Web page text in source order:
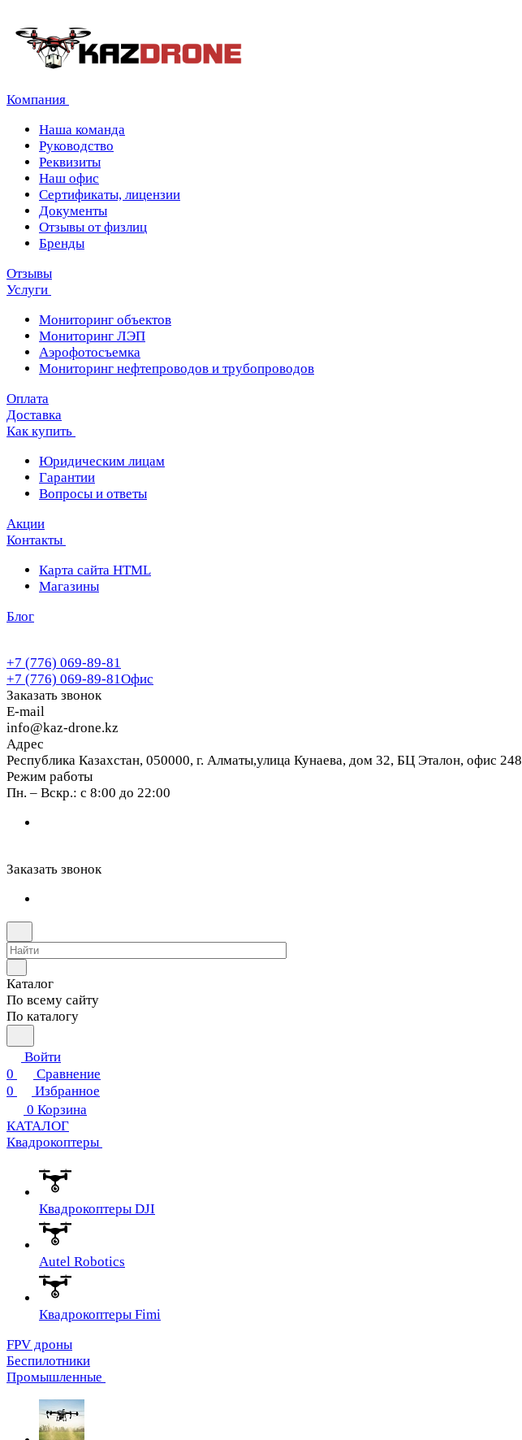
Компания
Наша команда
Руководство
Реквизиты
Наш офис
Сертификаты, лицензии
Документы
Отзывы от физлиц
Бренды
Отзывы
Услуги
Мониторинг объектов
Мониторинг ЛЭП
Аэрофотосъемка
Мониторинг нефтепроводов и трубопроводов
Оплата
Доставка
Как купить
Юридическим лицам
Гарантии
Вопросы и ответы
Акции
Контакты
Карта сайта HTML
Магазины
Блог
+7 (776) 069-89-81
+7 (776) 069-89-81Офис
Заказать звонок
E-mail
info@kaz-drone.kz
Адрес
Республика Казахстан, 050000, г. Алматы,улица Кунаева, дом 32, БЦ Эталон, офис 248
Режим работы
Пн. – Вскр.: с 8:00 до 22:00
Заказать звонок
Каталог
По всему сайту
По каталогу
Войти
0
Сравнение
0
Избранное
0 Корзина
КАТАЛОГ
Квадрокоптеры
Квадрокоптеры DJI
Autel Robotics
Квадрокоптеры Fimi
FPV дроны
Беспилотники
Промышленные